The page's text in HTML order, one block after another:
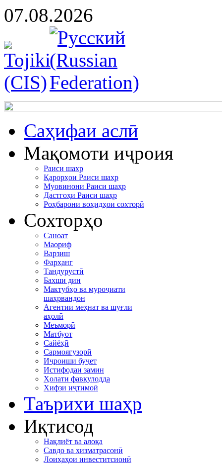
07.08.2026
Cаҳифаи аслӣ
Мақомоти иҷроия
Раиси шаҳр
Қарорҳои Раиси шаҳр
Муовинони Раиси шаҳр
Дастгоҳи Раиси шаҳр
Роҳбарони воҳидҳои сохторӣ
Сохторҳо
Саноат
Маориф
Варзиш
Фарҳанг
Тандурустӣ
Бахши дин
Мактубҳо ва муроҷиати
шаҳрвандон
Агентии меҳнат ва шуғли
аҳолӣ
Меъморӣ
Матбуот
Сайёҳӣ
Сармоягузорӣ
Иҷроиши буҷет
Истифодаи замин
Ҳолати фавқулодда
Хифзи иҷтимоӣ
Таърихи шаҳр
Иқтисод
Нақлиёт ва алоқа
Савдо ва хизматрасонӣ
Лоиҳаҳои инвеститсионӣ